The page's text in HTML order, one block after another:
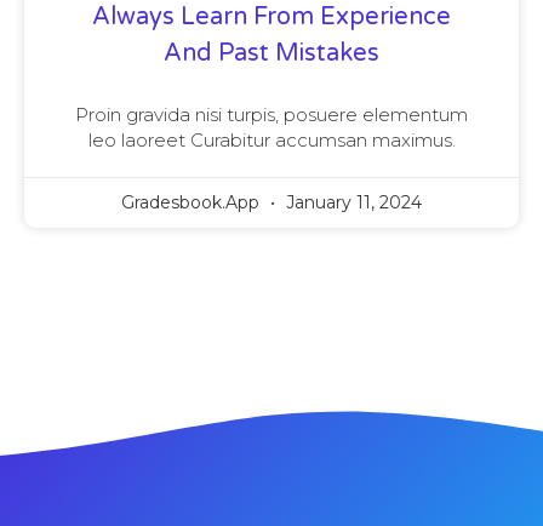
Always Learn From Experience
And Past Mistakes
Proin gravida nisi turpis, posuere elementum
leo laoreet Curabitur accumsan maximus.
Gradesbook.app January 11, 2024